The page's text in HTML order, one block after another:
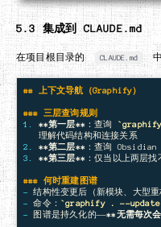
5.3 集成到 CLAUDE.md
在项目根目录的 CLAUDE.md 中
## 上下文导航（Graphify）
### 三层查询规则
1.
**第一层** ：查询
2.
**第二层**
3.
**第三层** ：仅当以上两层
### 何时重建图谱
-
-
命令： `graphify . --
-
图谱是持久化的——**无需每次